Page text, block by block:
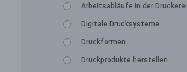
Arbeitsabläufe in der Druckerei
Digitale Drucksysteme
Druckformen
Druckprodukte herstellen